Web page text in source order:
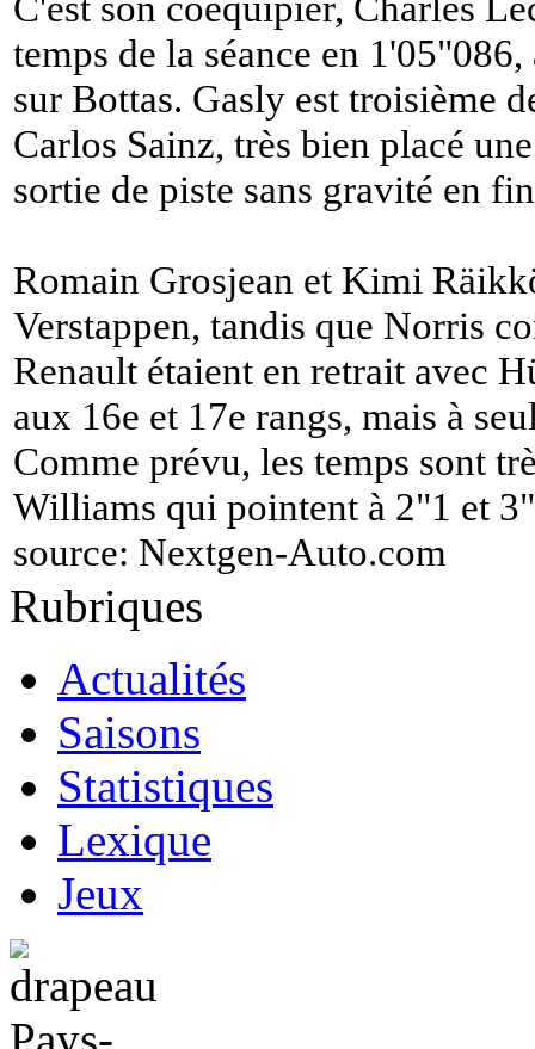
temps de la séance en
sur Bottas. Gasly est troisième
Carlos Sainz, très bien placé
sortie de piste sans gravité en
Romain Grosjean et Kimi
Verstappen, tandis que Norris
Renault étaient en retrait avec
aux 16e et 17e rangs, mais à
Comme prévu, les temps sont
Williams qui pointent à 2"1 et
source: Nextgen-Auto.com
Rubriques
Actualités
Saisons
Statistiques
Lexique
Jeux